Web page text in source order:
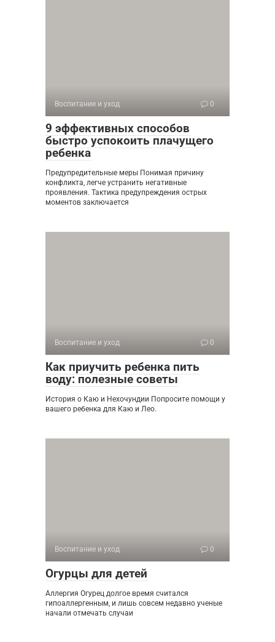
Воспитание и уход 0
9 эффективных способов
быстро успокоить плачущего
ребенка
Предупредительные меры Понимая причину
конфликта, легче устранить негативные
проявления. Тактика предупреждения острых
моментов заключается
Воспитание и уход 0
Как приучить ребенка пить
воду: полезные советы
История о Каю и Нехочундии Попросите помощи у
вашего ребенка для Каю и Лео.
Воспитание и уход 0
Огурцы для детей
Аллергия Огурец долгое время считался
гипоаллергенным, и лишь совсем недавно ученые
начали отмечать случаи